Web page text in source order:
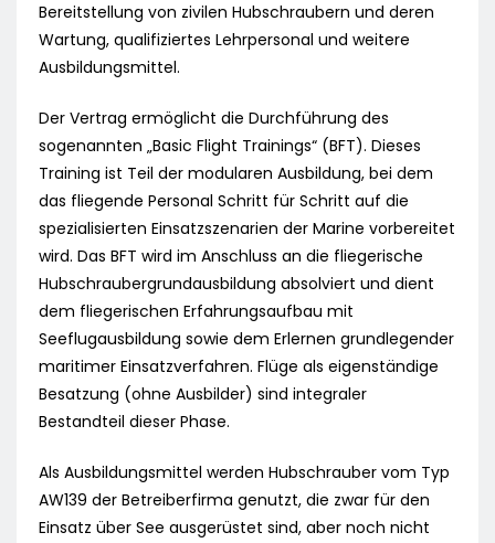
Bereitstellung von zivilen Hubschraubern und deren
Wartung, qualifiziertes Lehrpersonal und weitere
Ausbildungsmittel.
Der Vertrag ermöglicht die Durchführung des
sogenannten „Basic Flight Trainings“ (BFT). Dieses
Training ist Teil der modularen Ausbildung, bei dem
das fliegende Personal Schritt für Schritt auf die
spezialisierten Einsatzszenarien der Marine vorbereitet
wird. Das BFT wird im Anschluss an die fliegerische
Hubschraubergrundausbildung absolviert und dient
dem fliegerischen Erfahrungsaufbau mit
Seeflugausbildung sowie dem Erlernen grundlegender
maritimer Einsatzverfahren. Flüge als eigenständige
Besatzung (ohne Ausbilder) sind integraler
Bestandteil dieser Phase.
Als Ausbildungsmittel werden Hubschrauber vom Typ
AW139 der Betreiberfirma genutzt, die zwar für den
Einsatz über See ausgerüstet sind, aber noch nicht